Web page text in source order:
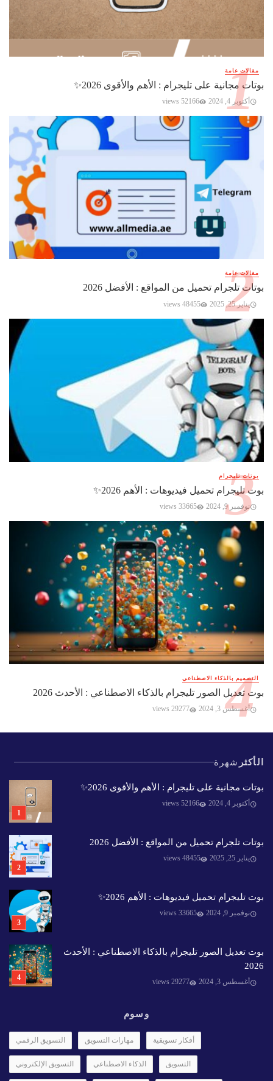
مقالات عامة
بوتات مجانية على تليجرام : الأهم والأقوى 2026✨️
أكتوبر 4, 2024 52166 views
مقالات عامة
بوتات تلجرام تحميل من المواقع : الأفضل 2026
يناير 25, 2025 48455 views
بوتات تليجرام
بوت تليجرام تحميل فيديوهات : الأهم 2026✨️
نوفمبر 9, 2024 33665 views
التصميم بالذكاء الاصطناعي
بوت تعديل الصور تليجرام بالذكاء الاصطناعي : الأحدث 2026
أغسطس 3, 2024 29277 views
الأكثر شهرة
بوتات مجانية على تليجرام : الأهم والأقوى 2026✨️
أكتوبر 4, 2024 52166 views
بوتات تلجرام تحميل من المواقع : الأفضل 2026
يناير 25, 2025 48455 views
بوت تليجرام تحميل فيديوهات : الأهم 2026✨️
نوفمبر 9, 2024 33665 views
بوت تعديل الصور تليجرام بالذكاء الاصطناعي : الأحدث
2026
أغسطس 3, 2024 29277 views
وسوم
التسويق الرقمي مهارات التسويق أفكار تسويقية
التسويق الإلكتروني الذكاء الاصطناعي التسويق